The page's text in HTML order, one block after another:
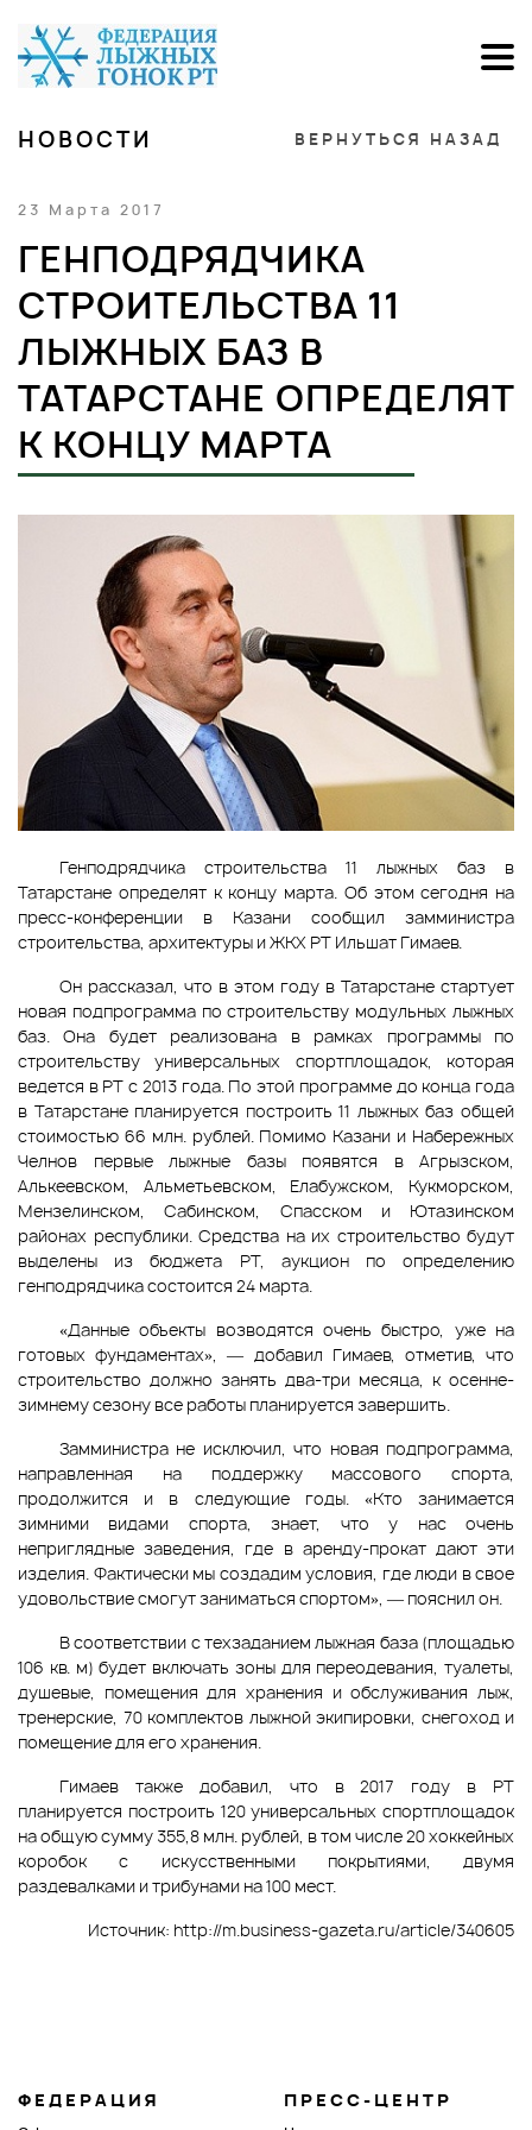
НОВОСТИ ВЕРНУТЬСЯ НАЗАД
23 Марта 2017
ГЕНПОДРЯДЧИКА
СТРОИТЕЛЬСТВА 11
ЛЫЖНЫХ БАЗ В
ТАТАРСТАНЕ ОПРЕДЕЛЯТ
К КОНЦУ МАРТА
Генподрядчика строительства 11 лыжных баз в
Татарстане определят к концу марта. Об этом сегодня на
пресс-конференции в Казани сообщил замминистра
строительства, архитектуры и ЖКХ РТ Ильшат Гимаев.
Он рассказал, что в этом году в Татарстане стартует
новая подпрограмма по строительству модульных лыжных
баз. Она будет реализована в рамках программы по
строительству универсальных спортплощадок, которая
ведется в РТ с 2013 года. По этой программе до конца года
в Татарстане планируется построить 11 лыжных баз общей
стоимостью 66 млн. рублей. Помимо Казани и Набережных
Челнов первые лыжные базы появятся в Агрызском,
Алькеевском, Альметьевском, Елабужском, Кукморском,
Мензелинском, Сабинском, Спасском и Ютазинском
районах республики. Средства на их строительство будут
выделены из бюджета РТ, аукцион по определению
генподрядчика состоится 24 марта.
«Данные объекты возводятся очень быстро, уже на
готовых фундаментах», — добавил Гимаев, отметив, что
строительство должно занять два-три месяца, к осенне-
зимнему сезону все работы планируется завершить.
Замминистра не исключил, что новая подпрограмма,
направленная на поддержку массового спорта,
продолжится и в следующие годы. «Кто занимается
зимними видами спорта, знает, что у нас очень
неприглядные заведения, где в аренду-прокат дают эти
изделия. Фактически мы создадим условия, где люди в свое
удовольствие смогут заниматься спортом», — пояснил он.
В соответствии с техзаданием лыжная база (площадью
106 кв. м) будет включать зоны для переодевания, туалеты,
душевые, помещения для хранения и обслуживания лыж,
тренерские, 70 комплектов лыжной экипировки, снегоход и
помещение для его хранения.
Гимаев также добавил, что в 2017 году в РТ
планируется построить 120 универсальных спортплощадок
на общую сумму 355,8 млн. рублей, в том числе 20 хоккейных
коробок с искусственными покрытиями, двумя
раздевалками и трибунами на 100 мест.
Источник: http://m.business-gazeta.ru/article/340605
ФЕДЕРАЦИЯ ПРЕСС-ЦЕНТР